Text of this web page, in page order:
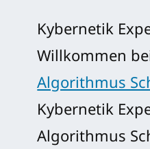
Kybernetik
Willkommen
Algorithmus
Kybernetik
Algorithmus